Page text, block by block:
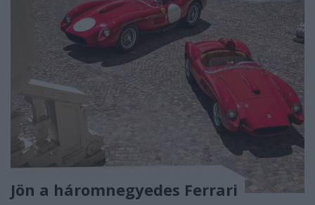
Jön a háromnegyedes Ferrari